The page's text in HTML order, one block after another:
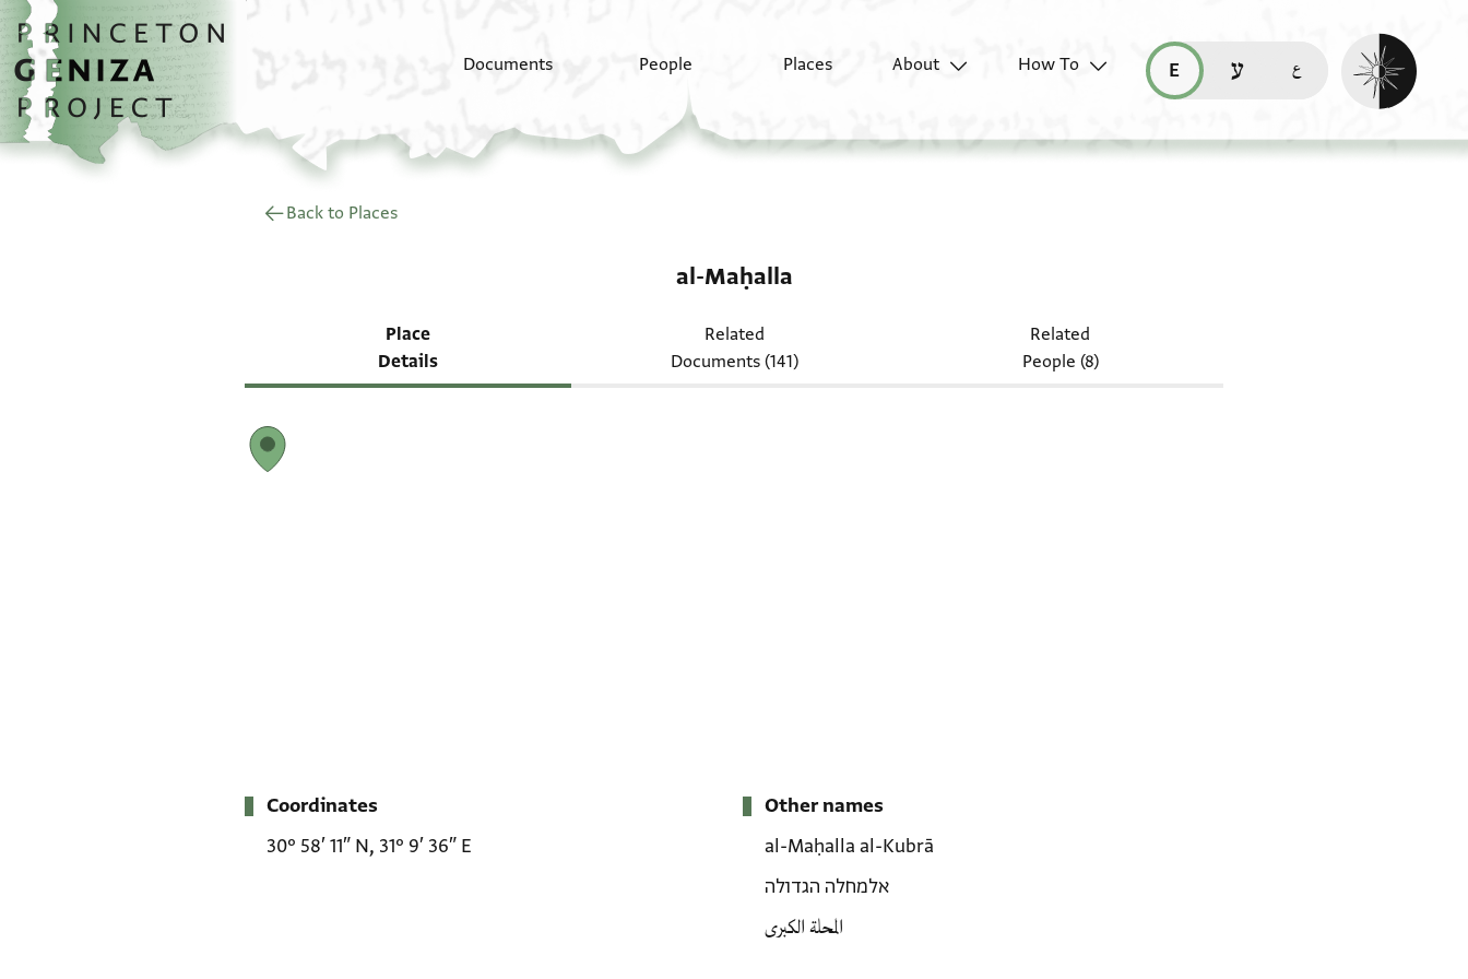
Skip to main content
home
Documents People Places About
How To
read this page in English (en)
קריאת העמוד ב-עברית (he)
Enable dark
Back to Places
al-Maḥalla
Place
Details
Related
Documents (141)
Related
People (8)
Map
Metadata
Coordinates
30° 58′ 11″ N, 31° 9′ 36″ E
Other names
al-Maḥalla al-Kubrā
אלמחלה הגדולה
المحلة الكبرى